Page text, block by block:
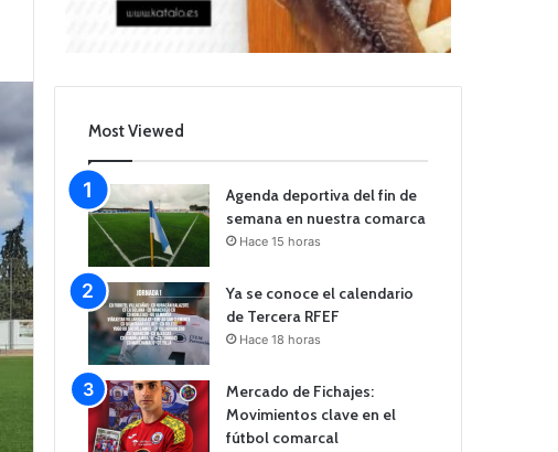
Most Viewed
Agenda deportiva del fin de
semana en nuestra comarca
Hace 15 horas
Ya se conoce el calendario
de Tercera RFEF
Hace 18 horas
Mercado de Fichajes:
Movimientos clave en el
fútbol comarcal